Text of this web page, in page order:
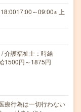
～09:00※ 上
介護福祉士：時給
1500円～1875円
療行為は一切行わない